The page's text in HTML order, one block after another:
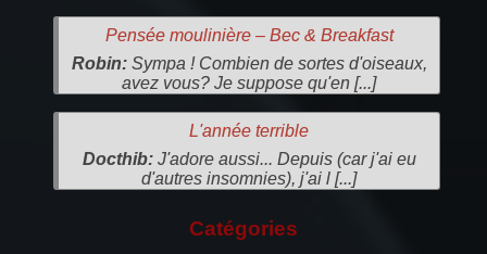
Pensée moulinière – Bec & Breakfast
Robin:Sympa ! Combien de sortes d'oiseaux,
avez vous? Je suppose qu'en [...]
L'année terrible
Docthib:J'adore aussi... Depuis (car j'ai eu
d'autres insomnies), j'ai l [...]
Catégories